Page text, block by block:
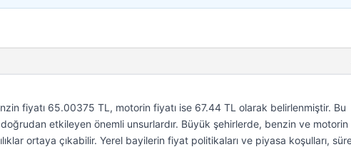
fiyatı 65.00375 TL, motorin fiyatı ise 67.44 TL olarak belirlenmiştir. Bu
etkileyen önemli unsurlardır. Büyük şehirlerde, benzin ve motorin
ortaya çıkabilir. Yerel bayilerin fiyat politikaları ve piyasa koşulları,